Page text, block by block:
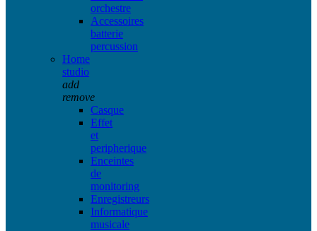
orchestre
Accessoires
batterie
percussion
Home
studio
add
remove
Casque
Effet
et
peripherique
Enceintes
de
monitoring
Enregistreurs
Informatique
musicale